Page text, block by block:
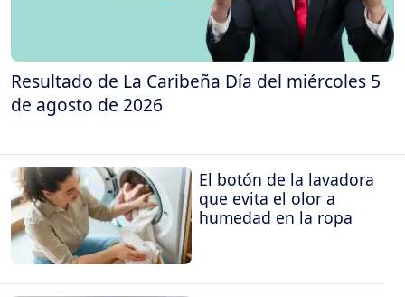
Resultado de La Caribeña Día del miércoles 5
de agosto de 2026
El botón de la lavadora
que evita el olor a
humedad en la ropa